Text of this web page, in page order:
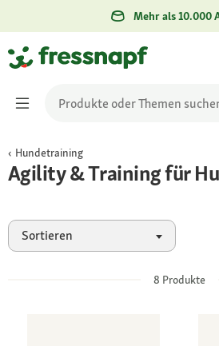
Mehr als 10.000
Hundetraining
Agility & Training für
Sortieren
8 Produkte